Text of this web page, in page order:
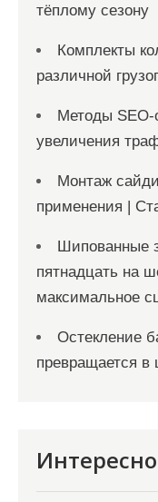
тёплому сезону
Комплекты
различной
Методы
увеличения
Монтаж
применения |
Шипованные
пятнадцать на
максимальное
Остекление
превращается в